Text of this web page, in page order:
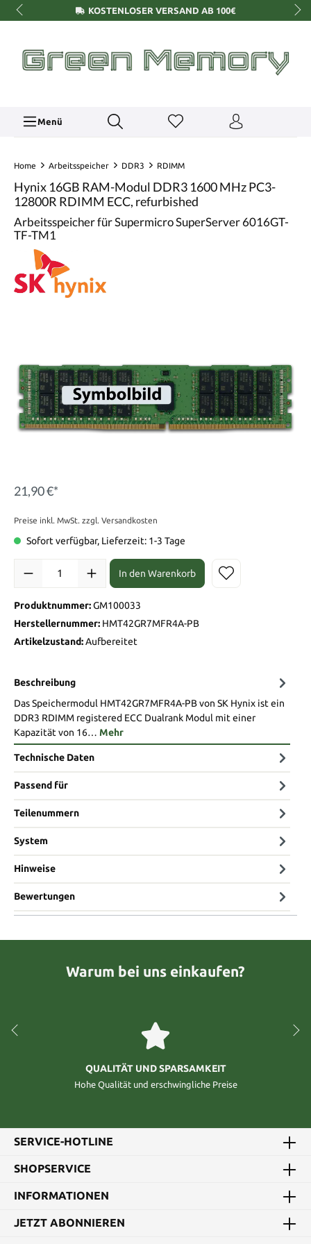
KOSTENLOSER VERSAND AB 100€
Menü
Home Arbeitsspeicher DDR3 RDIMM
Hynix 16GB RAM-Modul DDR3 1600 MHz PC3-
12800R RDIMM ECC, refurbished
Arbeitsspeicher für Supermicro SuperServer 6016GT-
TF-TM1
21,90 €*
Preise inkl. MwSt. zzgl. Versandkosten
Sofort verfügbar, Lieferzeit: 1-3 Tage
In den Warenkorb
Produktnummer:GM100033
Herstellernummer: HMT42GR7MFR4A-PB
Artikelzustand:Aufbereitet
Beschreibung
Das Speichermodul HMT42GR7MFR4A-PB von SK Hynix ist ein
DDR3 RDIMM registered ECC Dualrank Modul mit einer
Kapazität von 16… Mehr
Technische Daten
Passend für
Teilenummern
System
Hinweise
Bewertungen
Warum bei uns einkaufen?
QUALITÄT UND SPARSAMKEIT
Hohe Qualität und erschwingliche Preise
SERVICE-HOTLINE
SHOPSERVICE
INFORMATIONEN
JETZT ABONNIEREN